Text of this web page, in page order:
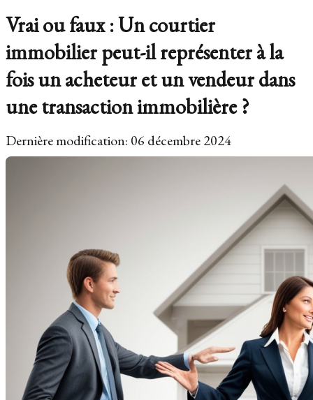
Vrai ou faux : Un courtier
immobilier peut-il représenter à la
fois un acheteur et un vendeur dans
une transaction immobilière ?
Dernière modification: 06 décembre 2024